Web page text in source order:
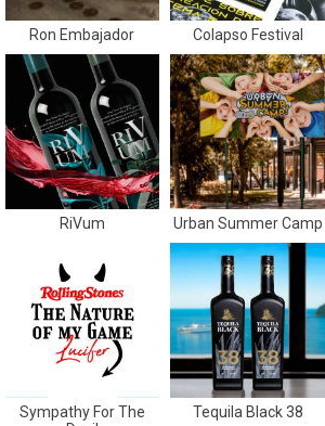
Ron Embajador Colapso Festival
RiVum Urban Summer Camp
Sympathy For The
Tequila Black 38